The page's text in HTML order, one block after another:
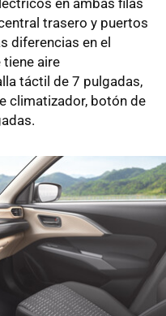
en ambas filas
trasero y puertos
diferencias en el
tiene aire
táctil de 7 pulgadas,
climatizador, botón de